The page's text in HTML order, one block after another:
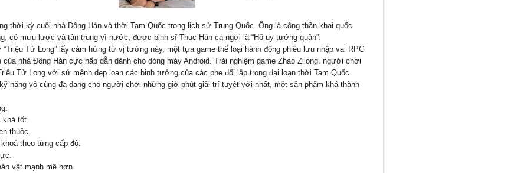
thời kỳ cuối nhà Đông Hán và thời Tam Quốc trong lịch sử Trung Quốc. Ông là công thần khai quốc
có mưu lược và tận trung vì nước, được binh sĩ Thục Hán ca ngợi là “Hổ uy tướng quân”.
Tử Long” lấy cảm hứng từ vị tướng này, một tựa game thể loại hành động phiêu lưu nhập vai RPG
nhà Đông Hán cực hấp dẫn dành cho dòng máy Android. Trải nghiệm game Zhao Zilong, người chơi
Tử Long với sứ mệnh dẹp loạn các binh tướng của các phe đối lập trong đại loạn thời Tam Quốc.
năng vô cùng đa dạng cho người chơi những giờ phút giải trí tuyệt vời nhất, một sản phẩm khá thành
khá tốt.
thuộc.
theo từng cấp độ.
vật mạnh mẽ hơn.